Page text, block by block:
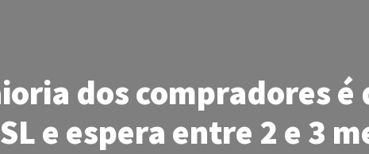
dos compradores é
e espera entre 2 e 3